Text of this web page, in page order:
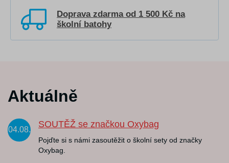
Doprava zdarma od 1 500 Kč na
školní batohy
Aktuálně
04.08.
SOUTĚŽ se značkou Oxybag
Pojďte si s námi zasoutěžit o školní sety od značky
Oxybag.